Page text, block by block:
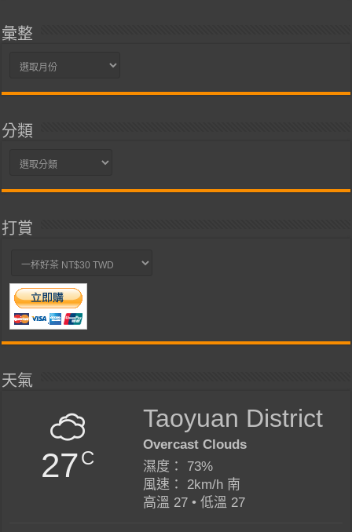
彙整
彙
分類
分
打賞
天氣
27C
Taoyuan District
Overcast Clouds
濕度： 73%
風速： 2km/h 南
高溫 27 • 低溫 27